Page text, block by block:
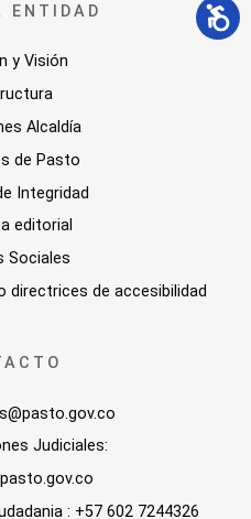
ENTIDAD
y Visión
Alcaldía
de Pasto
Integridad
editorial
Sociales
directrices de accesibilidad
Judiciales:
: +57 602 7244326